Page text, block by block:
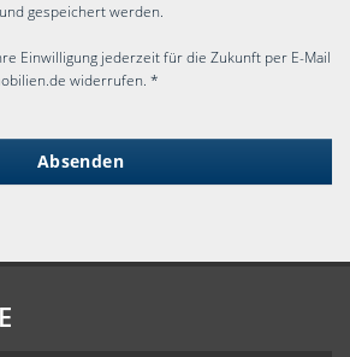
gespeichert werden.
Einwilligung jederzeit für die Zukunft per E-Mail
widerrufen. *
Absenden